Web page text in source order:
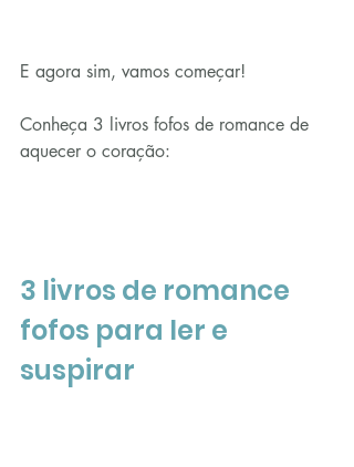
E agora sim, vamos começar!
Conheça 3 livros fofos de romance de
aquecer o coração:
3 livros de romance
fofos para ler e
suspirar